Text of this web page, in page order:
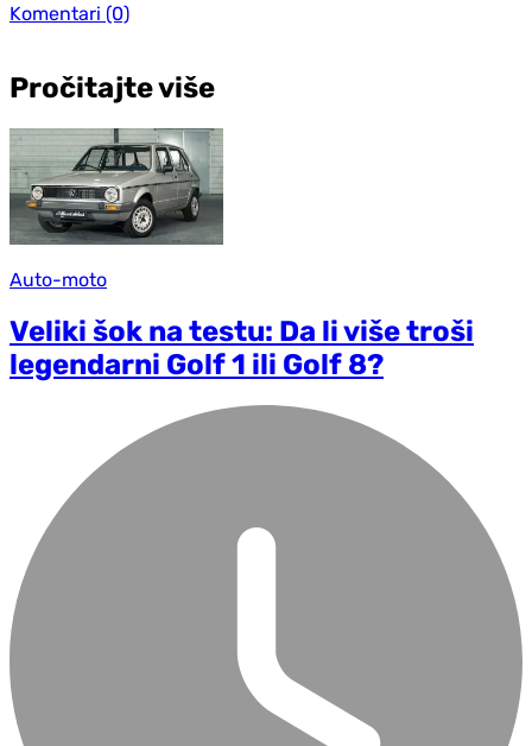
Komentari (0)
Pročitajte više
Auto-moto
Veliki šok na testu: Da li više troši
legendarni Golf 1 ili Golf 8?